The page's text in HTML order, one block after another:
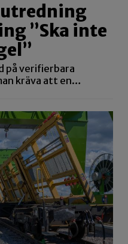
utredning
”Ska inte
på verifierbara
kräva att en…